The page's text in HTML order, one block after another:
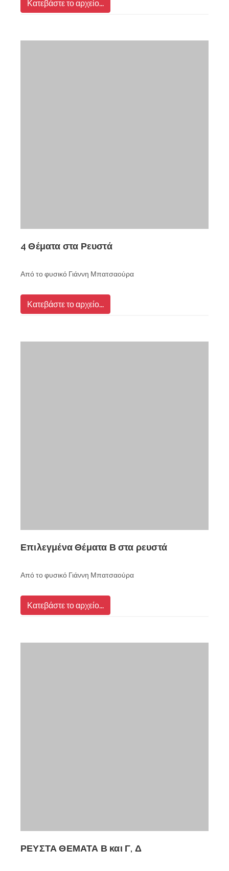
Κατεβάστε το αρχείο...
4 Θέματα στα Ρευστά
Από το φυσικό Γιάννη Μπατσαούρα
Κατεβάστε το αρχείο...
Επιλεγμένα Θέματα Β στα ρευστά
Από το φυσικό Γιάννη Μπατσαούρα
Κατεβάστε το αρχείο...
ΡΕΥΣΤΑ ΘΕΜΑΤΑ Β και Γ, Δ